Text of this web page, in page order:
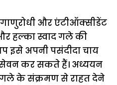
और एंटीऑक्सीडेंट
हल्का स्वाद गले की
इसे अपनी पसंदीदा चाय
कर सकते हैं। अध्ययन
गले के संक्रमण से राहत देने